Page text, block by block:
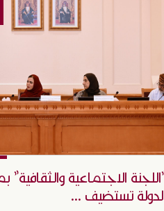
الاجتماعية
تستضيف ...